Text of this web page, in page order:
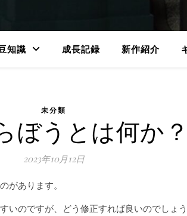
知識 成長記録 新作紹介
未分類
ぼうとは何か？
2023年10月12日
があります。
のですが、どう修正すれば良いのでしょう